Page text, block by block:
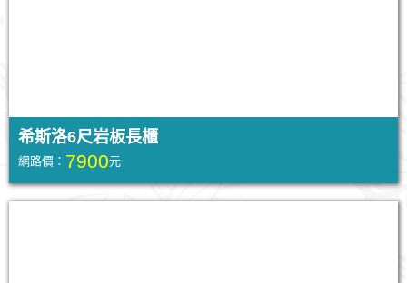
希斯洛6尺岩板長櫃
網路價： 7900元